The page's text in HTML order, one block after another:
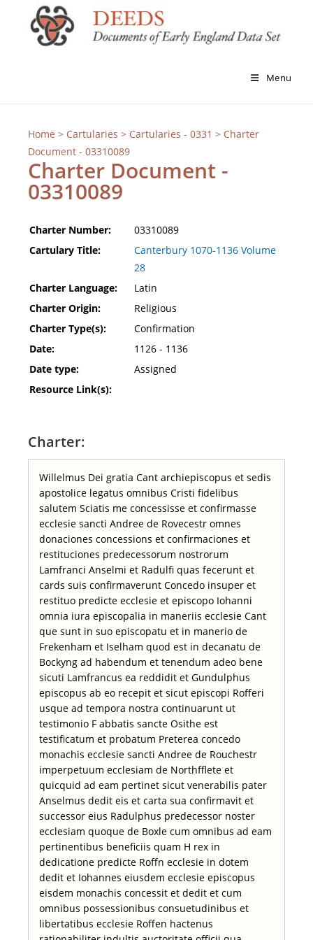
Menu
Home > Cartularies > Cartularies - 0331 > Charter
Document - 03310089
Charter Document -
03310089
Charter Number:
03310089
Cartulary Title:
Canterbury 1070-1136 Volume
28
Charter Language:
Latin
Charter Origin:
Religious
Charter Type(s):
Confirmation
Date:
1126 - 1136
Date type:
Assigned
Resource Link(s):
Charter:
Willelmus Dei gratia Cant archiepiscopus et sedis
apostolice legatus omnibus Cristi fidelibus
salutem Sciatis me concessisse et confirmasse
ecclesie sancti Andree de Rovecestr omnes
donaciones concessions et confirmaciones et
restituciones predecessorum nostrorum
Lamfranci Anselmi et Radulfi quas fecerunt et
cards suis confirmaverunt Concedo insuper et
restituo predicte ecclesie et episcopo Iohanni
omnia iura episcopalia in maneriis ecclesie Cant
que sunt in suo episcopatu et in manerio de
Frekenham et Iselham quod est in decanatu de
Bockyng ad habendum et tenendum adeo bene
sicuti Lamfrancus ea reddidit et Gundulphus
episcopus ab eo recepit et sicut episcopi Rofferi
usque ad tempora nostra continuarunt ut
testimonio F abbatis sancte Osithe est
testificatum et probatum Preterea concedo
monachis ecclesie sancti Andree de Rouchestr
imperpetuum ecclesiam de Northfflete et
quicquid ad eam pertinet sicut venerabilis pater
Anselmus dedit eis et carta sua confirmavit et
successor eius Radulphus predecessor noster
ecclesiam quoque de Boxle cum omnibus ad eam
pertinentibus beneficiis quam H rex in
dedicatione predicte Roffn ecclesie in dotem
dedit et Iohannes eiusdem ecclesie episcopus
eisdem monachis concessit et dedit et cum
omnibus possessionibus consuetudinibus et
libertatibus ecclesie Roffen hactenus